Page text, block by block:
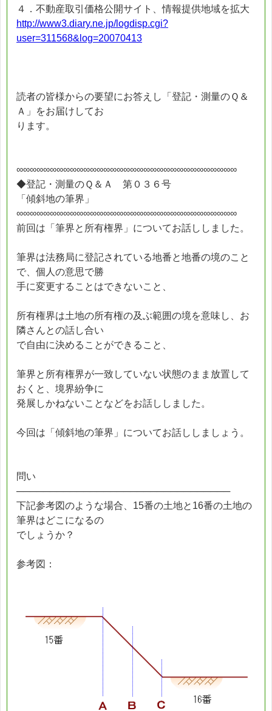
４．不動産取引価格公開サイト、情報提供地域を拡大
http://www3.diary.ne.jp/logdisp.cgi?
user=311568&log=20070413
読者の皆様からの要望にお答えし「登記・測量のＱ＆
Ａ」をお届けしてお
ります。
∞∞∞∞∞∞∞∞∞∞∞∞∞∞∞∞∞∞∞∞∞∞∞∞∞∞∞∞∞∞∞∞∞
◆登記・測量のＱ＆Ａ 第０３６号
「傾斜地の筆界」
∞∞∞∞∞∞∞∞∞∞∞∞∞∞∞∞∞∞∞∞∞∞∞∞∞∞∞∞∞∞∞∞∞
前回は「筆界と所有権界」についてお話ししました。
筆界は法務局に登記されている地番と地番の境のこと
で、個人の意思で勝
手に変更することはできないこと、
所有権界は土地の所有権の及ぶ範囲の境を意味し、お
隣さんとの話し合い
で自由に決めることができること、
筆界と所有権界が一致していない状態のまま放置して
おくと、境界紛争に
発展しかねないことなどをお話ししました。
今回は「傾斜地の筆界」についてお話ししましょう。
問い
────────────────────────────────
下記参考図のような場合、15番の土地と16番の土地の
筆界はどこになるの
でしょうか？
参考図：